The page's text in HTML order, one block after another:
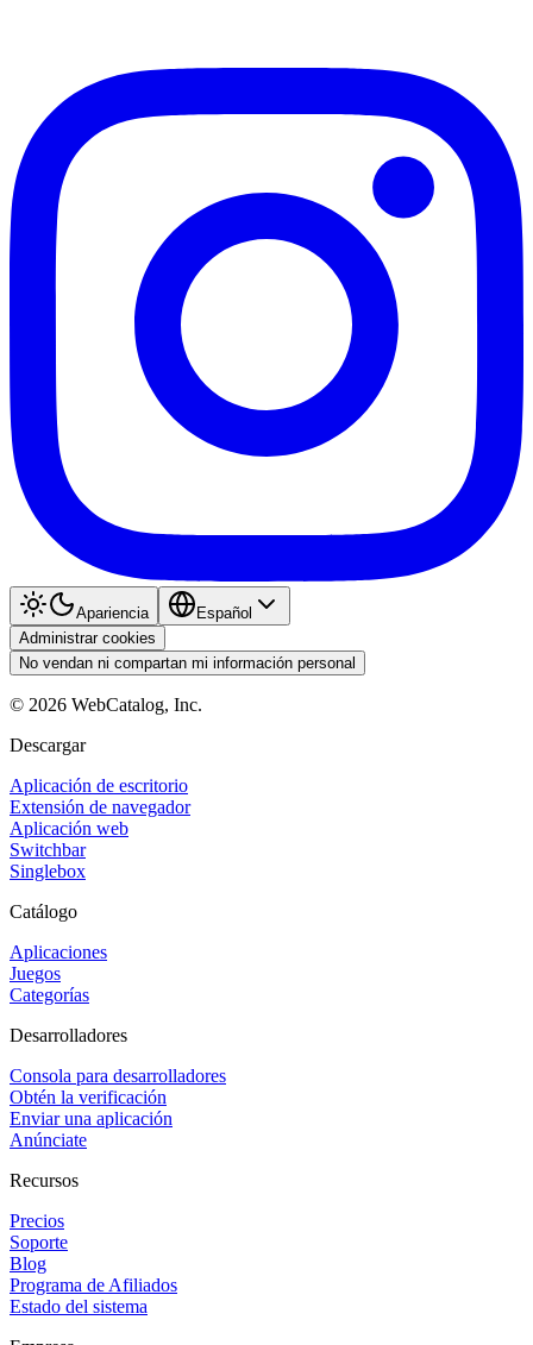
Apariencia
Español
Administrar cookies
No vendan ni compartan mi información personal
© 2026 WebCatalog, Inc.
Descargar
Aplicación de escritorio
Extensión de navegador
Aplicación web
Switchbar
Singlebox
Catálogo
Aplicaciones
Juegos
Categorías
Desarrolladores
Consola para desarrolladores
Obtén la verificación
Enviar una aplicación
Anúnciate
Recursos
Precios
Soporte
Blog
Programa de Afiliados
Estado del sistema